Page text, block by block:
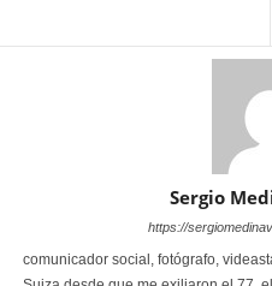
Sergio
https://
comunicador social, fotógrafo,